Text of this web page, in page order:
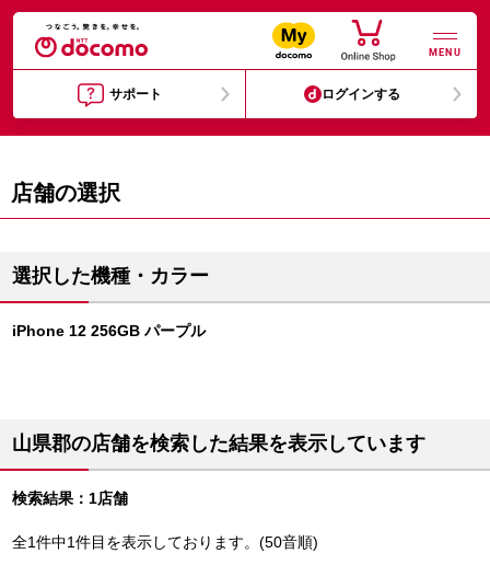
MENU
サポート ログインする
店舗の選択
選択した機種・カラー
iPhone 12 256GB パープル
山県郡の店舗を検索した結果を表示しています
検索結果：1店舗
全1件中1件目を表示しております。(50音順)